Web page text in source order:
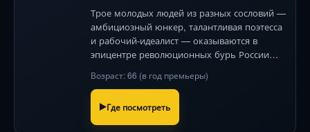
Трое молодых людей из разных сословий —
амбициозный юнкер, талантливая поэтесса
и рабочий-идеалист — оказываются в
эпицентре революционных бурь России
на фоне войны, предательств и надежд на
взлёт империи.
Возраст: 66 (в год премьеры)
Где посмотреть